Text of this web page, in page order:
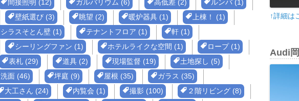
間接照明 (12) ガルバリウム (6) 高低差 (2)
ルンバ (1)
壁紙選び (3) 眺望 (2) 暖炉器具 (1)
上棟！ (1)
シラスそとん壁 (1) テナントフロア (1)
軒 (1)
シーリングファン (1) ホテルライクな空間 (1)
ロープ (1)
表札 (29) 道具 (2) 現場監督 (19)
土地探し (5)
洗面 (46) 坪庭 (9) 屋根 (35)
ガラス (35)
大工さん (24) 内覧会 (1) 撮影 (100)
２階リビング (8)
↑詳細は
Audi